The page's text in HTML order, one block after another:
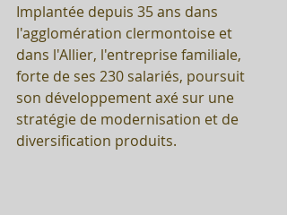
Implantée depuis 35 ans dans
l'agglomération clermontoise et
dans l'Allier, l'entreprise familiale,
forte de ses 230 salariés, poursuit
son développement axé sur une
stratégie de modernisation et de
diversification produits.